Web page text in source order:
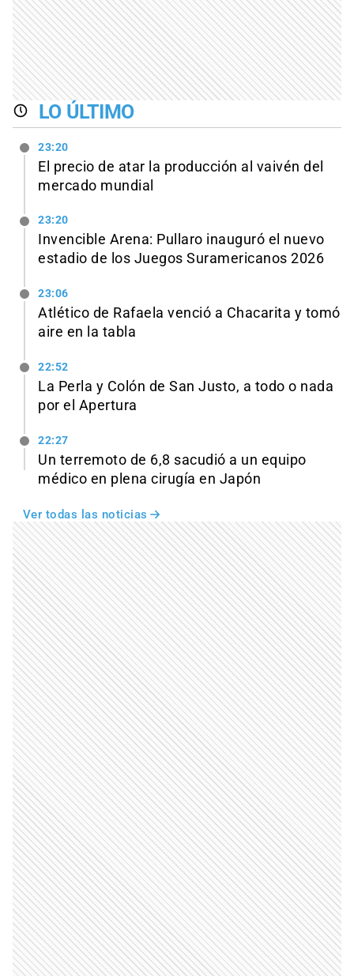
LO ÚLTIMO
23:20
El precio de atar la producción al vaivén del
mercado mundial
23:20
Invencible Arena: Pullaro inauguró el nuevo
estadio de los Juegos Suramericanos 2026
23:06
Atlético de Rafaela venció a Chacarita y tomó
aire en la tabla
22:52
La Perla y Colón de San Justo, a todo o nada
por el Apertura
22:27
Un terremoto de 6,8 sacudió a un equipo
médico en plena cirugía en Japón
Ver todas las noticias